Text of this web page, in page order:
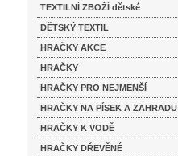
TEXTILNÍ ZBOŽÍ dětské
DĚTSKÝ TEXTIL
HRAČKY AKCE
HRAČKY
HRAČKY PRO NEJMENŠÍ
HRAČKY NA PÍSEK A ZAHRADU
HRAČKY K VODĚ
HRAČKY DŘEVĚNÉ